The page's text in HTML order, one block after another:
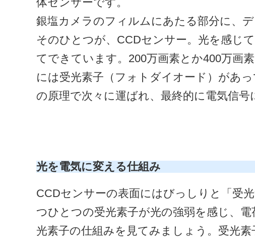
銀塩カメラのフィルムにあたる部分に、
そのひとつが、CCDセンサー。光を感じ
てできています。200万画素とか400万画
には受光素子（フォトダイオード）があ
の原理で次々に運ばれ、最終的に電気信号
光を電気に変える仕組み
CCDセンサーの表面にはびっしりと「受
つひとつの受光素子が光の強弱を感じ、
光素子の仕組みを見てみましょう。受光